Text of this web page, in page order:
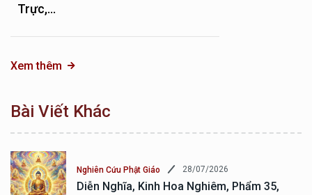
Trực,...
Xem thêm
Bài Viết Khác
Nghiên Cứu Phật Giáo 28/07/2026
Diễn Nghĩa, Kinh Hoa Nghiêm, Phẩm 35,